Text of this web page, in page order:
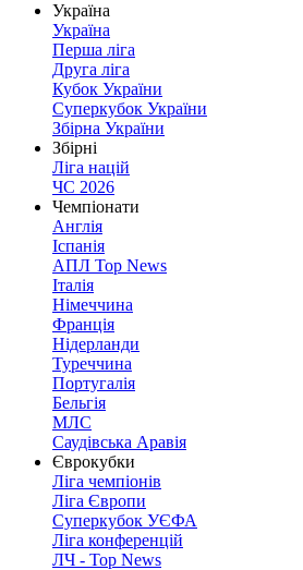
Україна
Україна
Перша ліга
Друга ліга
Кубок України
Суперкубок України
Збірна України
Збірні
Ліга націй
ЧС 2026
Чемпіонати
Англія
Іспанія
АПЛ Top News
Італія
Німеччина
Франція
Нідерланди
Туреччина
Португалія
Бельгія
МЛС
Саудівська Аравія
Єврокубки
Ліга чемпіонів
Ліга Європи
Суперкубок УЄФА
Ліга конференцій
ЛЧ - Top News